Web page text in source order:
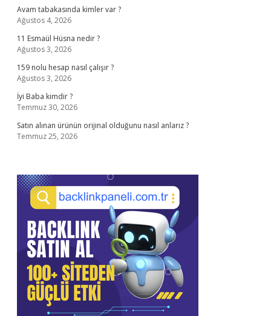
Avam tabakasında kimler var ?
Ağustos 4, 2026
11 Esmaül Hüsna nedir ?
Ağustos 3, 2026
159 nolu hesap nasıl çalışır ?
Ağustos 3, 2026
İyi Baba kimdir ?
Temmuz 30, 2026
Satın alınan ürünün orijinal olduğunu nasıl anlarız ?
Temmuz 25, 2026